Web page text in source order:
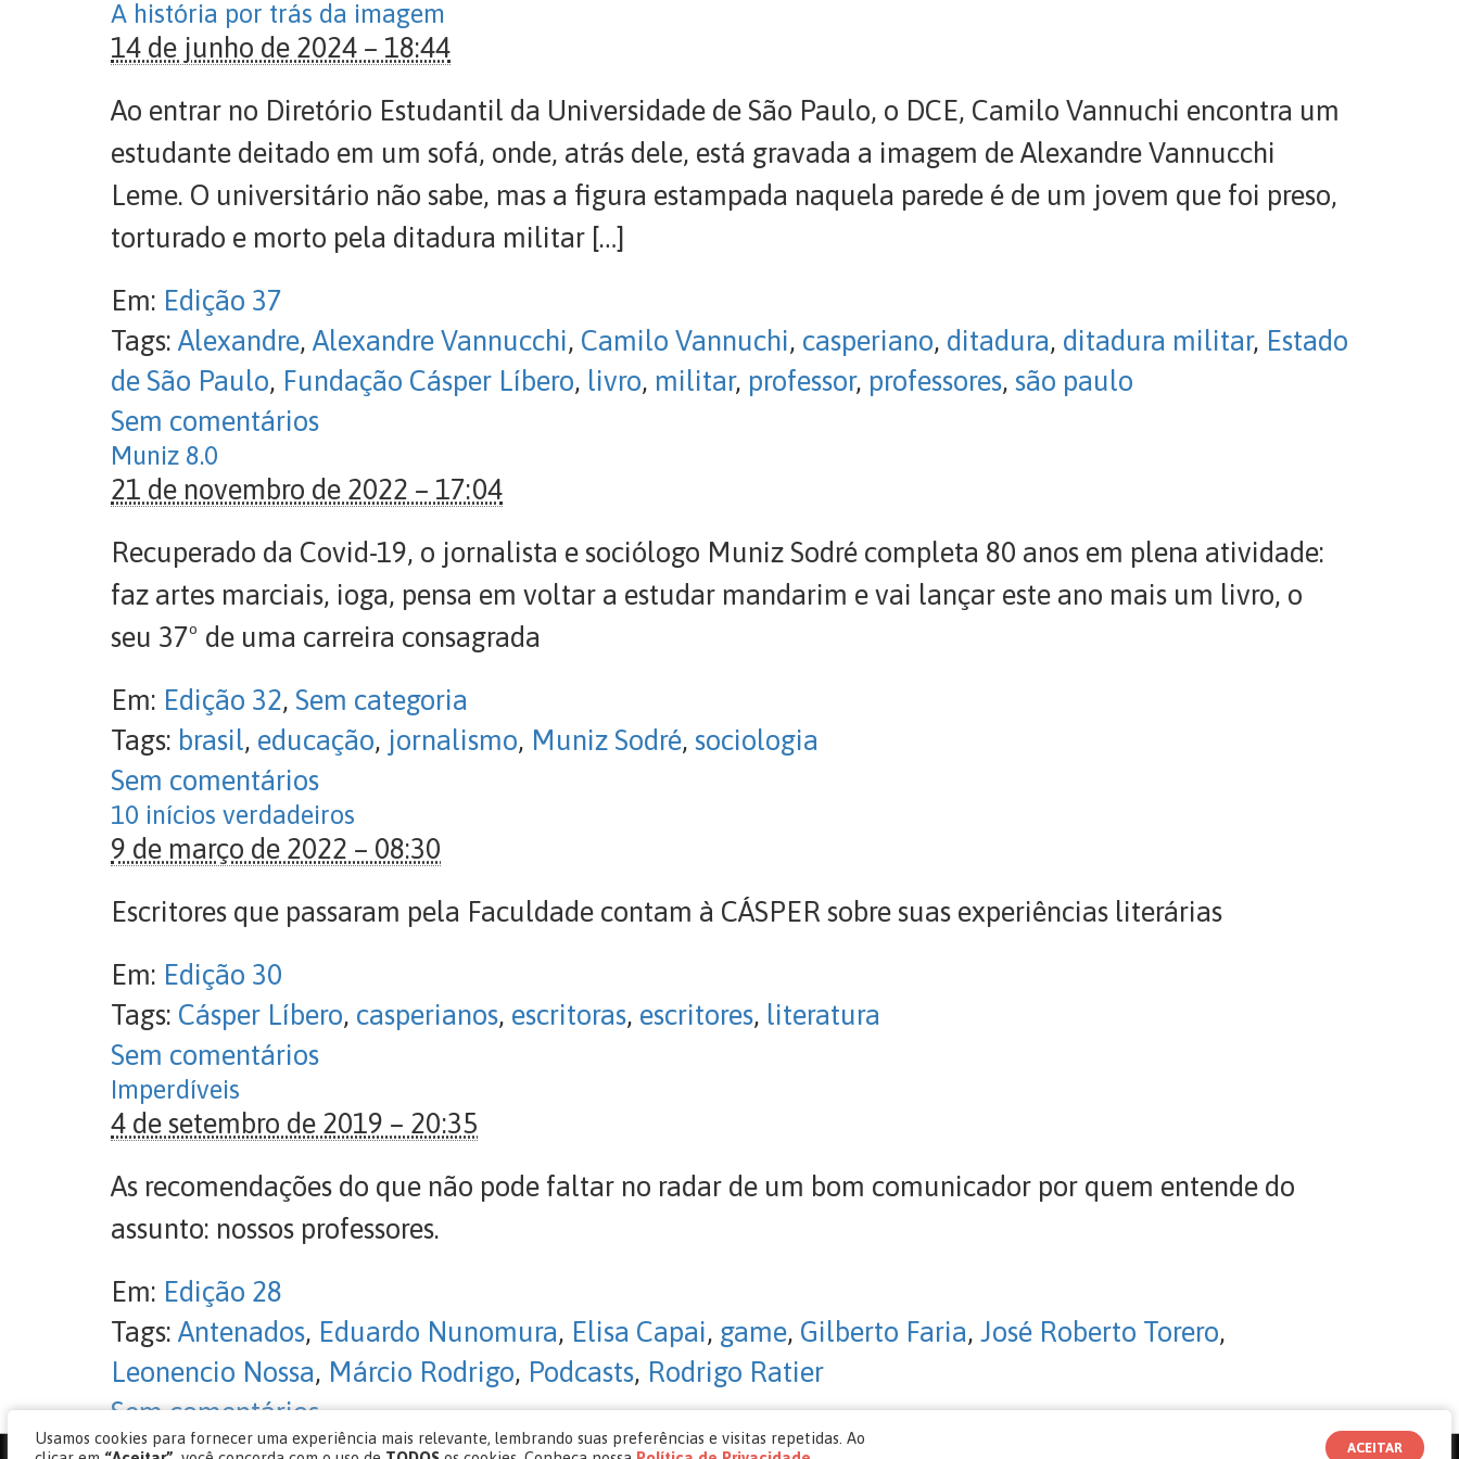
A história por trás da imagem
14 de junho de 2024 – 18:44
Ao entrar no Diretório Estudantil da Universidade de São Paulo, o DCE, Camilo Vannuchi encontra um
estudante deitado em um sofá, onde, atrás dele, está gravada a imagem de Alexandre Vannucchi
Leme. O universitário não sabe, mas a figura estampada naquela parede é de um jovem que foi preso,
torturado e morto pela ditadura militar […]
Em: Edição 37
Tags: Alexandre, Alexandre Vannucchi, Camilo Vannuchi, casperiano, ditadura, ditadura militar, Estado
de São Paulo, Fundação Cásper Líbero, livro, militar, professor, professores, são paulo
Sem comentários
Muniz 8.0
21 de novembro de 2022 – 17:04
Recuperado da Covid-19, o jornalista e sociólogo Muniz Sodré completa 80 anos em plena atividade:
faz artes marciais, ioga, pensa em voltar a estudar mandarim e vai lançar este ano mais um livro, o
seu 37º de uma carreira consagrada
Em: Edição 32, Sem categoria
Tags: brasil, educação, jornalismo, Muniz Sodré, sociologia
Sem comentários
10 inícios verdadeiros
9 de março de 2022 – 08:30
Escritores que passaram pela Faculdade contam à CÁSPER sobre suas experiências literárias
Em: Edição 30
Tags: Cásper Líbero, casperianos, escritoras, escritores, literatura
Sem comentários
Imperdíveis
4 de setembro de 2019 – 20:35
As recomendações do que não pode faltar no radar de um bom comunicador por quem entende do
assunto: nossos professores.
Em: Edição 28
Tags: Antenados, Eduardo Nunomura, Elisa Capai, game, Gilberto Faria, José Roberto Torero,
Leonencio Nossa, Márcio Rodrigo, Podcasts, Rodrigo Ratier
Sem comentários
Usamos cookies para fornecer uma experiência mais relevante, lembrando suas preferências e visitas repetidas. Ao
ACEITAR